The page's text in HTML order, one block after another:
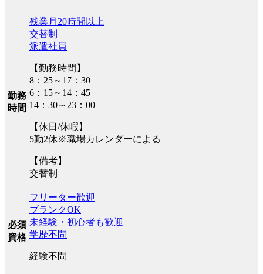
勤務
時間
残業月20時間以上
交替制
派遣社員
【勤務時間】
8：25～17：30
6：15～14：45
14：30～23：00
【休日/休暇】
5勤2休※職場カレンダーによる
【備考】
交替制
必須
資格
フリーター歓迎
ブランクOK
未経験・初心者も歓迎
学歴不問
経験不問